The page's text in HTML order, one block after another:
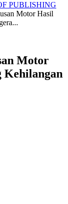
PUBLISHING
Motor Hasil
Motor
Kehilangan